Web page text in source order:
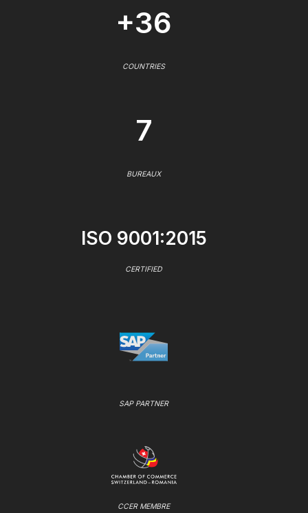
+36
COUNTRIES
7
BUREAUX
ISO 9001:2015
CERTIFIED
SAP PARTNER
CCER MEMBRE